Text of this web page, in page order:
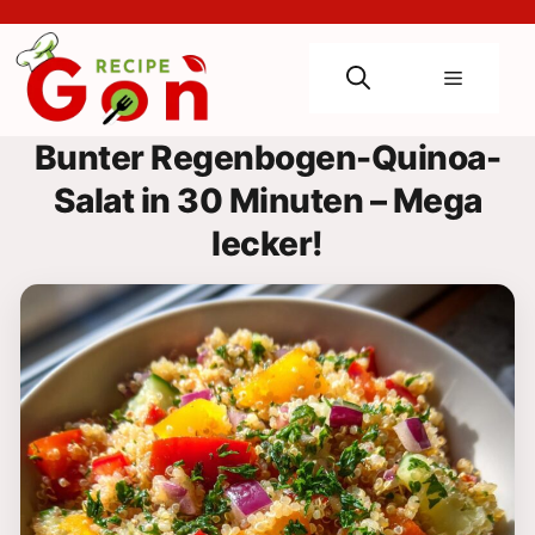
content
Menu
Bunter Regenbogen-Quinoa-
Salat in 30 Minuten – Mega
lecker!